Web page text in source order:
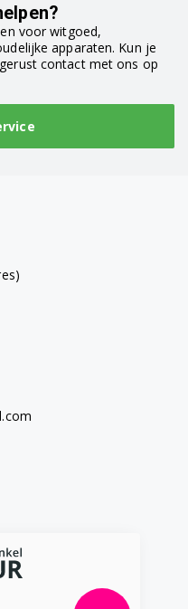
voor witgoed,
apparaten. Kun je
contact met ons op